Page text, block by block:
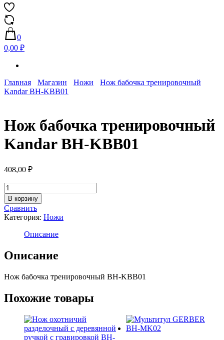
0
0,00 ₽
Главная Магазин Ножи
Нож бабочка тренировочный
Kandar BH-KBB01
Нож бабочка тренировочный
Kandar BH-KBB01
408,00 ₽
Количество
товара
Нож
бабочка
тренировочный
Kandar
KBB01
В корзину
Сравнить
Категория: Ножи
Описание
Описание
Нож бабочка тренировочный BH-KBB01
Похожие товары